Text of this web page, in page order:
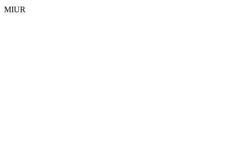
MIUR